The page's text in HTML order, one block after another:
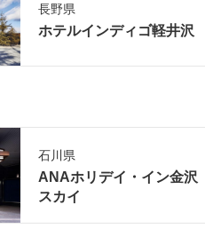
長野県
ホテルインディゴ軽井沢
石川県
ANAホリデイ・イン金沢
スカイ